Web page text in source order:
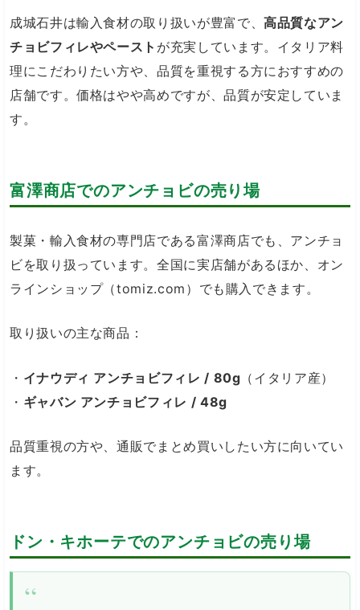
成城石井は輸入食材の取り扱いが豊富で、高品質なアン
チョビフィレやペースト が充実しています。イタリア料
理にこだわりたい方や、品質を重視する方におすすめの
店舗です。価格はやや高めですが、品質が安定していま
す。
富澤商店でのアンチョビの売り場
製菓・輸入食材の専門店である富澤商店でも、アンチョ
ビを取り扱っています。全国に実店舗があるほか、オン
ラインショップ（tomiz.com）でも購入できます。
取り扱いの主な商品：
・ イナウディ アンチョビフィレ / 80g （イタリア産）
・ ギャバン アンチョビフィレ / 48g
品質重視の方や、通販でまとめ買いしたい方に向いてい
ます。
ドン・キホーテでのアンチョビの売り場